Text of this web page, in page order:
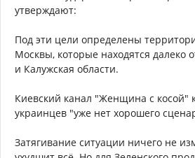
утверждают:
Под эти цели определены
Москвы, которые находятся далеко
и Калужская области.
Киевский канал "Женщина с косой"
украинцев "уже нет хорошего
Затягивание ситуации ничего не